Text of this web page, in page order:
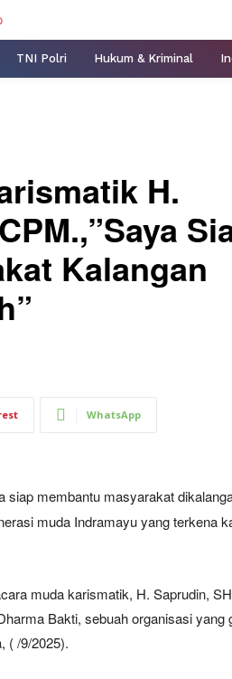
TNI Polri Hukum & Kriminal
H.
Kalangan
WhatsApp
siap membantu masyarakat
muda Indramayu yang terkena
muda karismatik, H. Saprudin,
Bakti, sebuah organisasi yang
( /9/2025).